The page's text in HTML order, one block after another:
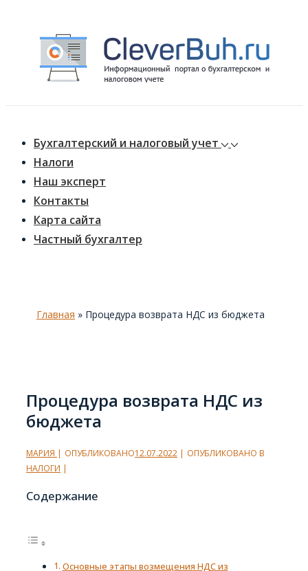
основному
содержимому
Бухгалтерский и налоговый учет
Налоги
Наш эксперт
Контакты
Карта сайта
Частный бухгалтер
Главная » Процедура возврата НДС из бюджета
Процедура возврата НДС из
бюджета
МАРИЯ ОПУБЛИКОВАНО12.07.2022
ОПУБЛИКОВАНО В
НАЛОГИ
Содержание
Основные этапы возмещения НДС из